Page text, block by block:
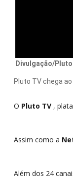
Divulgação/
Pluto TV chega
O Pluto TV ,
Assim como a
Além dos 24